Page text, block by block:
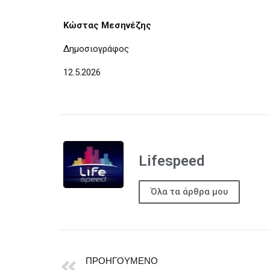
Κώστας Μεσηνέζης
Δημοσιογράφος
12.5.2026
Lifespeed
Όλα τα άρθρα μου
ΠΡΟΗΓΟΎΜΕΝΟ